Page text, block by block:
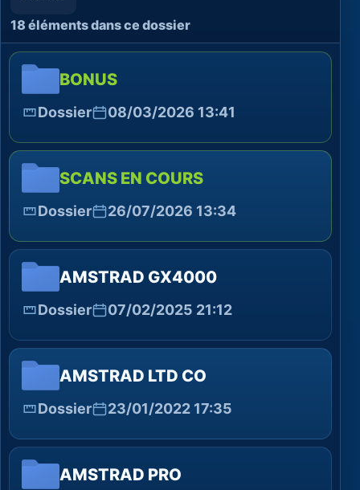
18 éléments dans ce dossier
BONUS
Dossier 08/03/2026 13:41
SCANS EN COURS
Dossier 26/07/2026 13:34
AMSTRAD GX4000
Dossier 07/02/2025 21:12
AMSTRAD LTD CO
Dossier 23/01/2022 17:35
AMSTRAD PRO